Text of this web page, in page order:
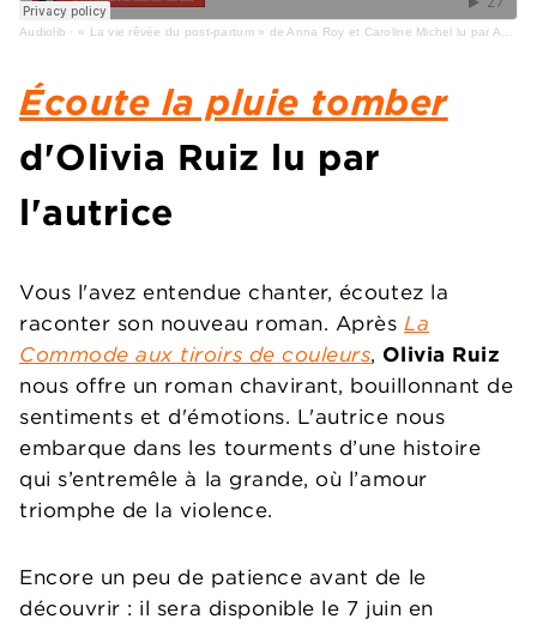
Audiolib · « La vie rêvée du post-partum » de Anna Roy et Caroline Michel lu par Anna Roy
Écoute la pluie tomber
d'Olivia Ruiz lu par
l'autrice
Vous l'avez entendue chanter, écoutez la
raconter son nouveau roman. AprèsLa
Commode aux tiroirs de couleurs, Olivia Ruiz
nous offre un roman chavirant, bouillonnant de
sentiments et d'émotions. L'autrice nous
embarque dans les tourments d’une histoire
qui s’entremêle à la grande, où l’amour
triomphe de la violence.
Encore un peu de patience avant de le
découvrir : il sera disponible le 7 juin en